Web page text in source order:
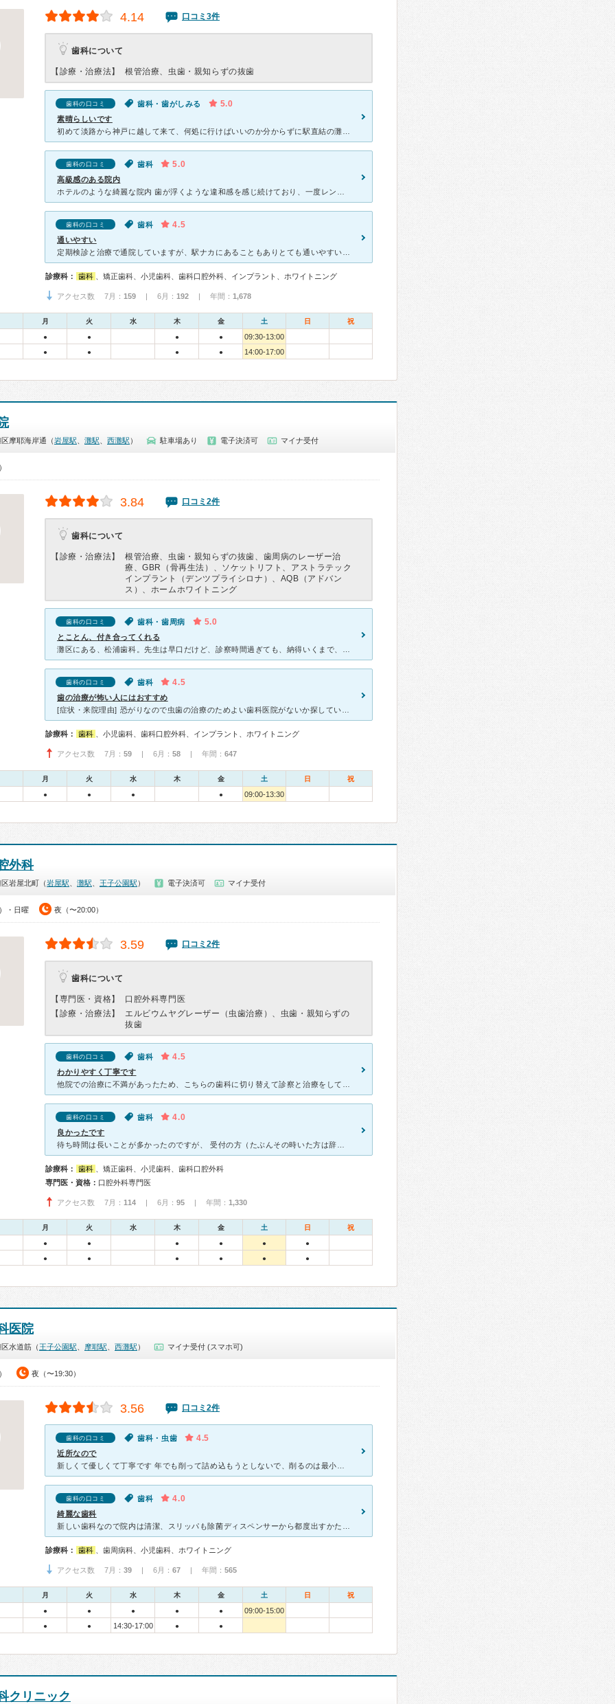
4.14 口コミ3件
歯科について
【診療・治療法】 根管治療、虫歯・親知らずの抜歯
歯科の口コミ 歯科・歯がしみる 5.0
素晴らしいです
歯科の口コミ 歯科 5.0
高級感のある院内
歯科の口コミ 歯科 4.5
通いやすい
診療科： 歯科 、矯正歯科、小児歯科、歯科口腔外科、インプラント、ホワイトニング
アクセス数 7月： 159 | 6月： 192 | 年間： 1,678
月 火 水 木 金 土 日 祝
● ● ● ● 09:30-13:00
● ● ● ● 14:00-17:00
摩耶海岸通（岩屋駅 灘駅 西灘駅 ） 駐車場あり 電子決済可 マイナ受付
3.84 口コミ2件
歯科について
【診療・治療法】
根管治療、虫歯・親知らずの抜歯、歯周病のレーザー治
療、GBR（骨再生法）、ソケットリフト、アストラテック
インプラント（デンツプライシロナ）、AQB（アドバン
ス）、ホームホワイトニング
歯科の口コミ 歯科・歯周病 5.0
とことん、付き合ってくれる
歯科の口コミ 歯科 4.5
歯の治療が怖い人にはおすすめ
診療科： 歯科 、小児歯科、歯科口腔外科、インプラント、ホワイトニング
アクセス数 7月： 59 | 6月： 58 | 年間： 647
月 火 水 木 金 土 日 祝
● ● ● ● 09:00-13:30
外科
岩屋北町（岩屋駅 灘駅 王子公園駅 ） 電子決済可 マイナ受付
・日曜 夜（〜20:00）
3.59 口コミ2件
歯科について
【専門医・資格】
口腔外科専門医
【診療・治療法】
エルビウムヤグレーザー（虫歯治療）、虫歯・親知らずの
抜歯
歯科の口コミ 歯科 4.5
わかりやすく丁寧です
歯科の口コミ 歯科 4.0
良かったです
診療科： 歯科
、矯正歯科、小児歯科、歯科口腔外科
専門医・資格： 口腔外科専門医
アクセス数 7月： 114 | 6月： 95 | 年間： 1,330
月 火 水 木 金 土 日 祝
● ● ● ● ●
●
●
● ● ● ● ●
医院
水道筋（ 王子公園駅 摩耶駅 西灘駅 ） マイナ受付 (スマホ可)
夜（〜19:30）
3.56 口コミ2件
歯科の口コミ 歯科・虫歯 4.5
近所なので
歯科の口コミ 歯科 4.0
綺麗な歯科
診療科： 歯科 、歯周病科、小児歯科、ホワイトニング
アクセス数 7月： 39 | 6月： 67 | 年間： 565
月 火 水 木 金 土 日 祝
● ● ● ● ● 09:00-15:00
● ● 14:30-17:00 ● ●
クリニック